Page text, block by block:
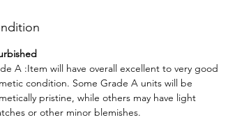
A :Item will have overall excellent to very good
condition. Some Grade A units will be
pristine, while others may have light
or other minor blemishes.